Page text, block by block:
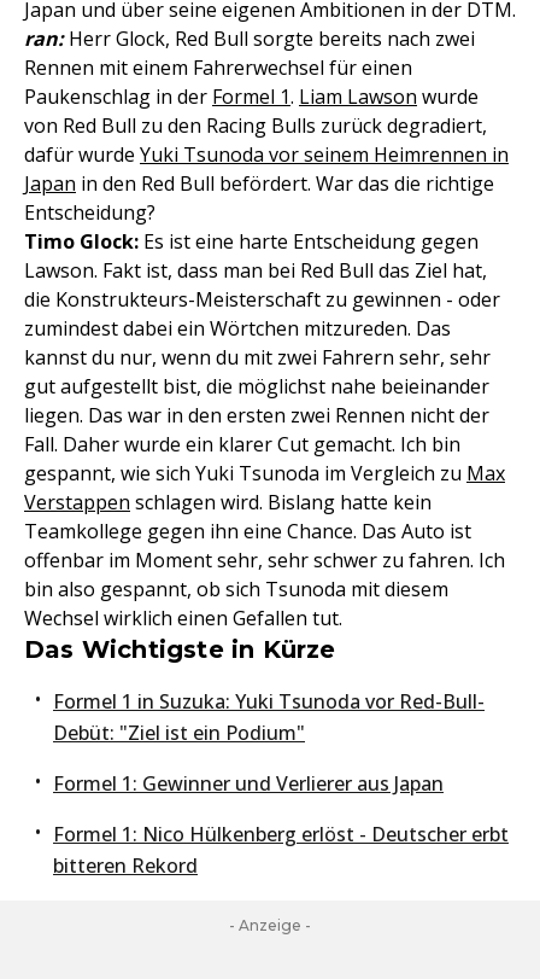
Japan und über seine eigenen Ambitionen in der DTM.
ran:Herr Glock, Red Bull sorgte bereits nach zwei
Rennen mit einem Fahrerwechsel für einen
Paukenschlag in der Formel 1. Liam Lawson wurde
von Red Bull zu den Racing Bulls zurück degradiert,
dafür wurde Yuki Tsunoda vor seinem Heimrennen in
Japan in den Red Bull befördert. War das die richtige
Entscheidung?
Timo Glock: Es ist eine harte Entscheidung gegen
Lawson. Fakt ist, dass man bei Red Bull das Ziel hat,
die Konstrukteurs-Meisterschaft zu gewinnen - oder
zumindest dabei ein Wörtchen mitzureden. Das
kannst du nur, wenn du mit zwei Fahrern sehr, sehr
gut aufgestellt bist, die möglichst nahe beieinander
liegen. Das war in den ersten zwei Rennen nicht der
Fall. Daher wurde ein klarer Cut gemacht. Ich bin
gespannt, wie sich Yuki Tsunoda im Vergleich zu Max
Verstappen schlagen wird. Bislang hatte kein
Teamkollege gegen ihn eine Chance. Das Auto ist
offenbar im Moment sehr, sehr schwer zu fahren. Ich
bin also gespannt, ob sich Tsunoda mit diesem
Wechsel wirklich einen Gefallen tut.
Das Wichtigste in Kürze
Formel 1 in Suzuka: Yuki Tsunoda vor Red-Bull-
Debüt: "Ziel ist ein Podium"
Formel 1: Gewinner und Verlierer aus Japan
Formel 1: Nico Hülkenberg erlöst - Deutscher erbt
bitteren Rekord
- Anzeige -